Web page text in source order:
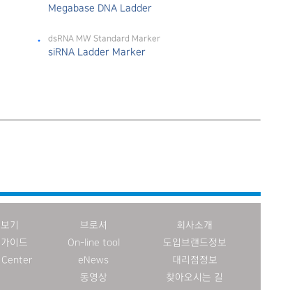
Megabase DNA Ladder
dsRNA MW Standard Marker
siRNA Ladder Marker
기
이드
Center
브로셔
On-line tool
eNews
동영상
회사소개
도입브랜드정보
대리점정보
찾아오시는 길